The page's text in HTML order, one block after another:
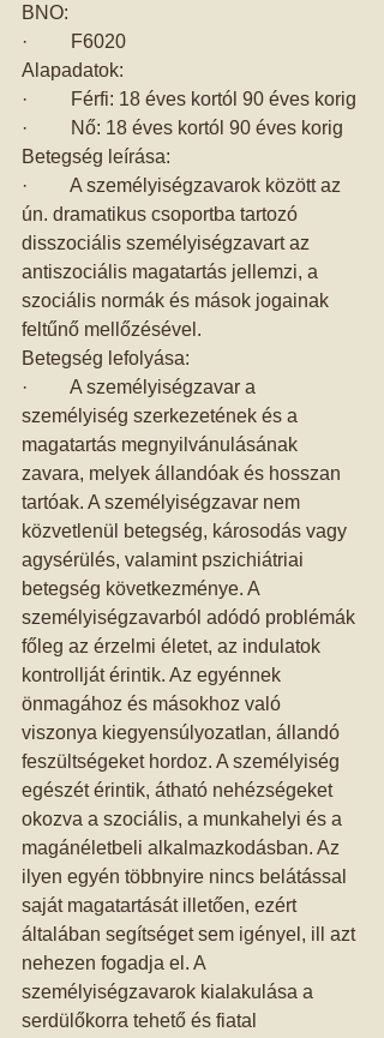
BNO:
·         F6020
Alapadatok:
·         Férfi: 18 éves kortól 90 éves korig
·         Nő: 18 éves kortól 90 éves korig
Betegség leírása:
·         A személyiségzavarok között az
ún. dramatikus csoportba tartozó
disszociális személyiségzavart az
antiszociális magatartás jellemzi, a
szociális normák és mások jogainak
feltűnő mellőzésével.
Betegség lefolyása:
·         A személyiségzavar a
személyiség szerkezetének és a
magatartás megnyilvánulásának
zavara, melyek állandóak és hosszan
tartóak. A személyiségzavar nem
közvetlenül betegség, károsodás vagy
agysérülés, valamint pszichiátriai
betegség következménye. A
személyiségzavarból adódó problémák
főleg az érzelmi életet, az indulatok
kontrollját érintik. Az egyénnek
önmagához és másokhoz való
viszonya kiegyensúlyozatlan, állandó
feszültségeket hordoz. A személyiség
egészét érintik, átható nehézségeket
okozva a szociális, a munkahelyi és a
magánéletbeli alkalmazkodásban. Az
ilyen egyén többnyire nincs belátással
saját magatartását illetően, ezért
általában segítséget sem igényel, ill azt
nehezen fogadja el. A
személyiségzavarok kialakulása a
serdülőkorra tehető és fiatal